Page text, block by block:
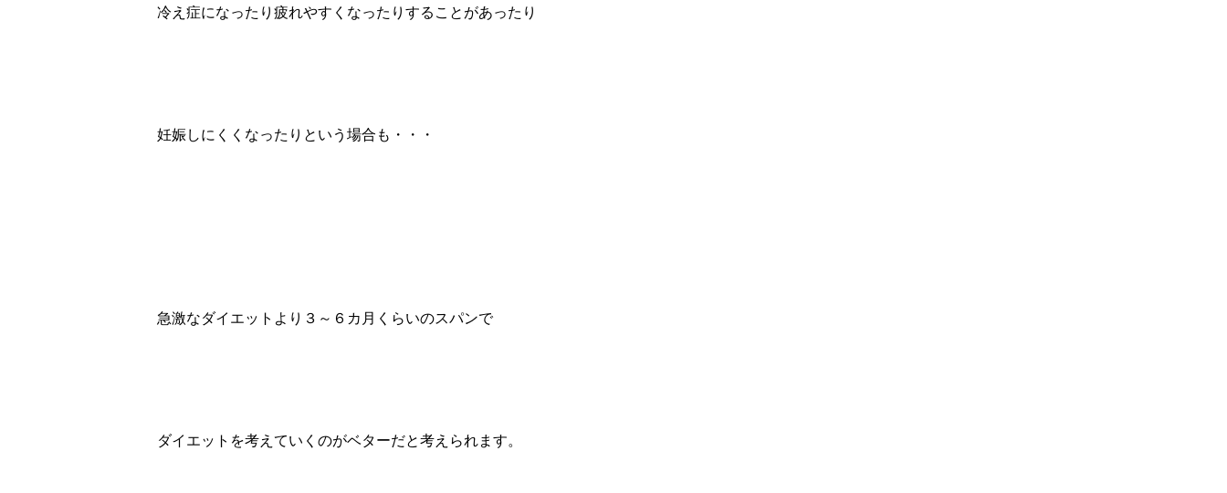
冷え症になったり疲れやすくなったりすることがあったり
妊娠しにくくなったりという場合も・・・
急激なダイエットより３～６カ月くらいのスパンで
ダイエットを考えていくのがベターだと考えられます。